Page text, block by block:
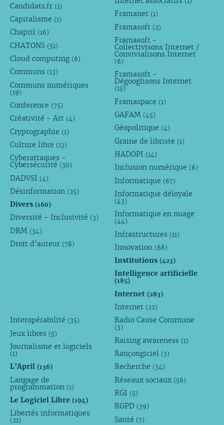
Candidats.fr (1)
Capitalisme (1)
Chapril (16)
CHATONS (51)
Cloud computing (6)
Communs (13)
Communs numériques
(19)
Conference (75)
Créativité - Art (4)
Cryptographie (1)
Culture libre (13)
Cyberattaques -
Cybersécurité (30)
DADVSI (4)
Désinformation (25)
Divers (160)
Diversité - Inclusivité (3)
DRM (34)
Droit d’auteur (78)
Framanet (1)
Framasoft (2)
Framasoft -
Collectivisons Internet /
Convivialisons Internet
(6)
Framasoft -
Dégooglisons Internet
(15)
Framaspace (1)
GAFAM (45)
Géopolitique (4)
Graine de libriste (1)
HADOPI (14)
Inclusion numérique (6)
Informatique (67)
Informatique déloyale
(43)
Informatique en nuage
(44)
Infrastructures (11)
Innovation (68)
Institutions(423)
Intelligence artificielle
(185)
Internet(283)
Internet (22)
Interopérabilité (35)
Jeux libres (5)
Journalisme et logiciels
(1)
L’April (136)
Langage de
programmation (1)
Le Logiciel Libre (194)
Libertés informatiques
(21)
Radio Cause Commune
(3)
Raising awareness (1)
Rançongiciel (3)
Recherche (34)
Réseaux sociaux (56)
RGI (5)
RGPD (39)
Santé (7)